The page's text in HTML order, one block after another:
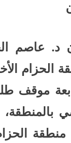
د. عاصم
الحزام
موقف